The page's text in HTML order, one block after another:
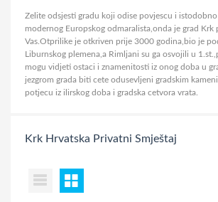
Zelite odsjesti gradu koji odise povjescu i
modernog Europskog odmaralista,onda je grad Krk
Vas.Otprilike je otkriven prije 3000 godina,bio je
Liburnskog plemena,a Rimljani su ga osvojili u
mogu vidjeti ostaci i znamenitosti iz onog doba u
jezgrom grada biti cete odusevljeni gradskim
potjecu iz ilirskog doba i gradska cetvora vrata.
Krk Hrvatska Privatni Smještaj